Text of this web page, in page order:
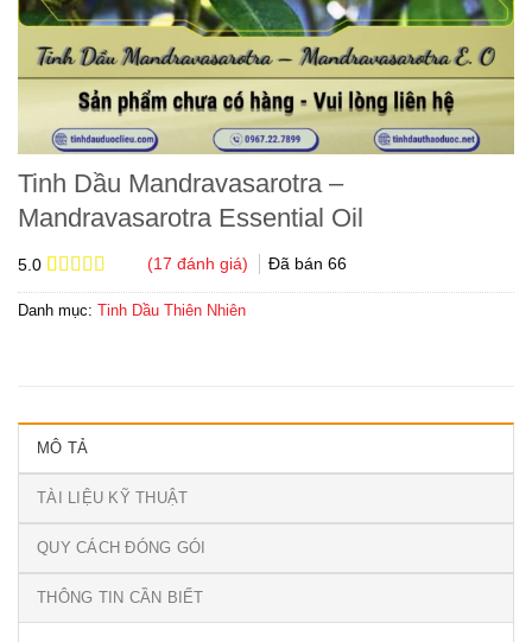
Tinh Dầu Mandravasarotra –
Mandravasarotra Essential Oil
5.0
5.0trên 5
dựa trên
17
(17 đánh giá) Đã bán 66
Danh mục: Tinh Dầu Thiên Nhiên
MÔ TẢ
TÀI LIỆU KỸ THUẬT
QUY CÁCH ĐÓNG GÓI
THÔNG TIN CẦN BIẾT